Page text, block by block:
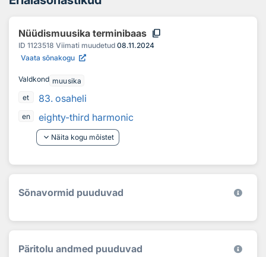
Nüüdismuusika terminibaas content_copy
ID 1123518 Viimati muudetud 08.11.2024
Vaata sõnakogu
Valdkond muusika
et
83. osaheli
en
eighty-third harmonic
keyboard_arrow_down Näita kogu mõistet
Sõnavormid puuduvad
Päritolu andmed puuduvad